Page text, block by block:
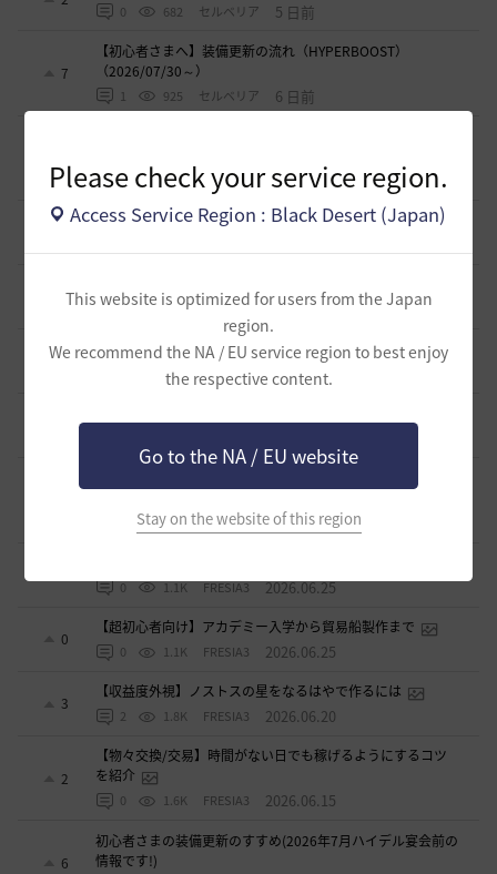
Please check your service region.
Access Service Region : Black Desert (Japan)
This website is optimized for users from the Japan
region.
We recommend the NA / EU service region to best enjoy
the respective content.
Go to the NA / EU website
Stay on the website of this region
0 682 セルベリア 5 日前
7
【初心者さまへ】装備更新の流れ（HYPERBOOST）
（2026/07/30～）
1 925 セルベリア 6 日前
1 999 セルベリア 2026.07.27
漆黒ライオン狩猟用 ノックバック＆気絶抵抗100%構成
6
1 1K もかふ 2026.07.17
13
知らないと損するリアル砂漠知識 アイテム編
1.3K ザンナック-日本
1.1K FRESIA3 2026.06.25
0 1.1K FRESIA3 2026.06.25
0
【超初心者向け】アカデミー入学から貿易船製作まで
0 1.1K FRESIA3 2026.06.25
3
【収益度外視】ノストスの星をなるはやで作るには
2 1.8K FRESIA3 2026.06.20
2
【物々交換/交易】時間がない日でも稼げるようにするコツ
を紹介
0 1.6K FRESIA3 2026.06.15
6
初心者さまの装備更新のすすめ(2026年7月ハイデル宴会前の
情報です!)